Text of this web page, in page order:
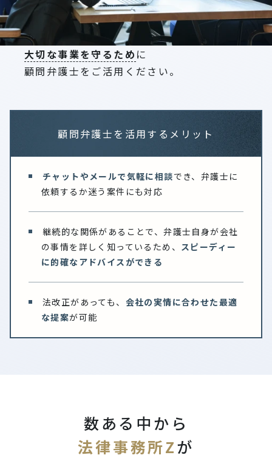
大切な事業を守るため に
顧問弁護士をご活用ください。
顧問弁護士を活用するメリット
チャットやメールで気軽に相談でき、弁護士に
依頼するか迷う案件にも対応
継続的な関係があることで、弁護士自身が会社
の事情を詳しく知っているため、 スピーディー
に的確なアドバイスができる
法改正があっても、 会社の実情に合わせた最適
な提案が可能
数ある中から
法律事務所Zが